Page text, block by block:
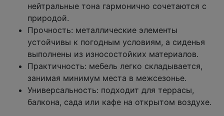
нейтральные тона гармонично сочетаются с
природой.
Прочность: металлические элементы
устойчивы к погодным условиям, а сиденья
выполнены из износостойких материалов.
Практичность: мебель легко складывается,
занимая минимум места в межсезонье.
Универсальность: подходит для террасы,
балкона, сада или кафе на открытом воздухе.